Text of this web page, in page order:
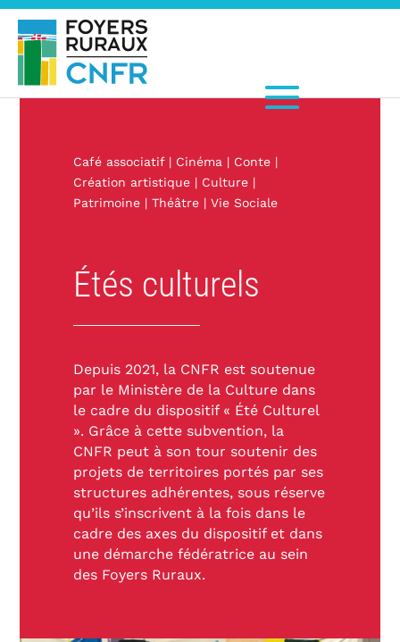
Café associatif| Cinéma | Conte |
Création artistique | Culture |
Patrimoine |Théâtre |Vie Sociale
Étés culturels
Depuis 2021, la CNFR est soutenue
par le Ministère de la Culture dans
le cadre du dispositif « Été Culturel
». Grâce à cette subvention, la
CNFR peut à son tour soutenir des
projets de territoires portés par ses
structures adhérentes, sous réserve
qu’ils s’inscrivent à la fois dans le
cadre des axes du dispositif et dans
une démarche fédératrice au sein
des Foyers Ruraux.